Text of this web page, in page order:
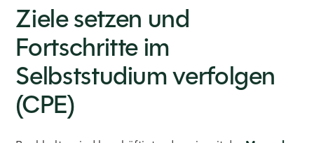
Ziele setzen und
Fortschritte im
Selbststudium verfolgen
(CPE)